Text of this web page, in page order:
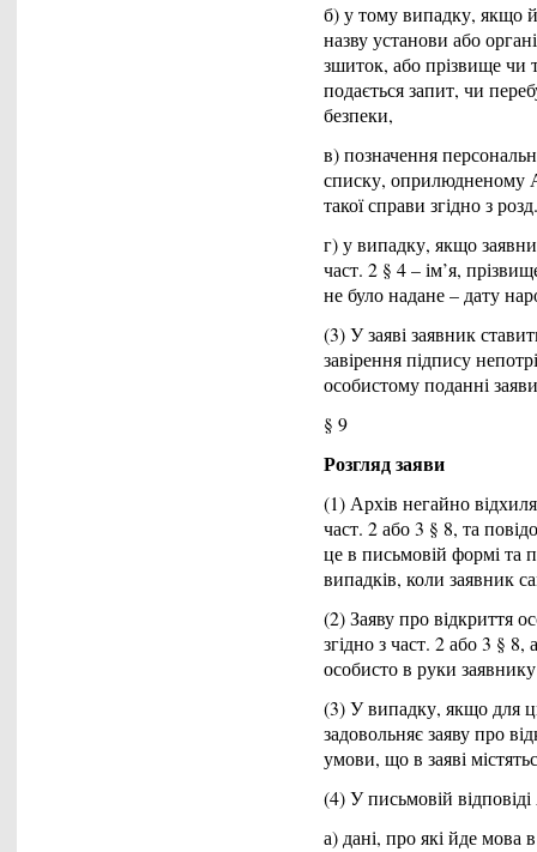
б) у тому випадку, якщо
назву установи або
зшиток, або прізвище чи
подається запит, чи
безпеки,
в) позначення
списку, оприлюдненому
такої справи згідно з
г) у випадку, якщо
част. 2 § 4 – ім’я,
не було надане – дату
(3) У заяві заявник
завірення підпису
особистому поданні
§ 9
Розгляд заяви
(1) Архів негайно
част. 2 або 3 § 8, та
це в письмовій формі та
випадків, коли заявник
(2) Заяву про відкриття
згідно з част. 2 або 3 § 8,
особисто в руки
(3) У випадку, якщо для
задовольняє заяву про
умови, що в заяві
(4) У письмовій
а) дані, про які йде мова